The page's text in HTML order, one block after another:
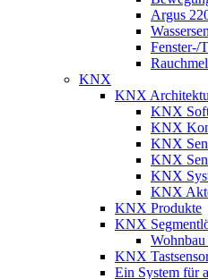
Argus
Fenster-/
KNX
KNX
KNX
KNX
KNX
KNX
KNX
KNX
KNX Produkte
KNX
KNX
Ein System für